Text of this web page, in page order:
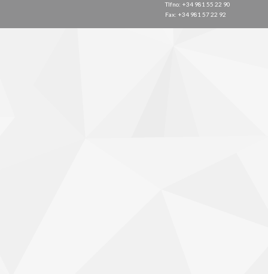
Tlfno: +34 981 55 22 90
Fax: +34 981 57 22 92